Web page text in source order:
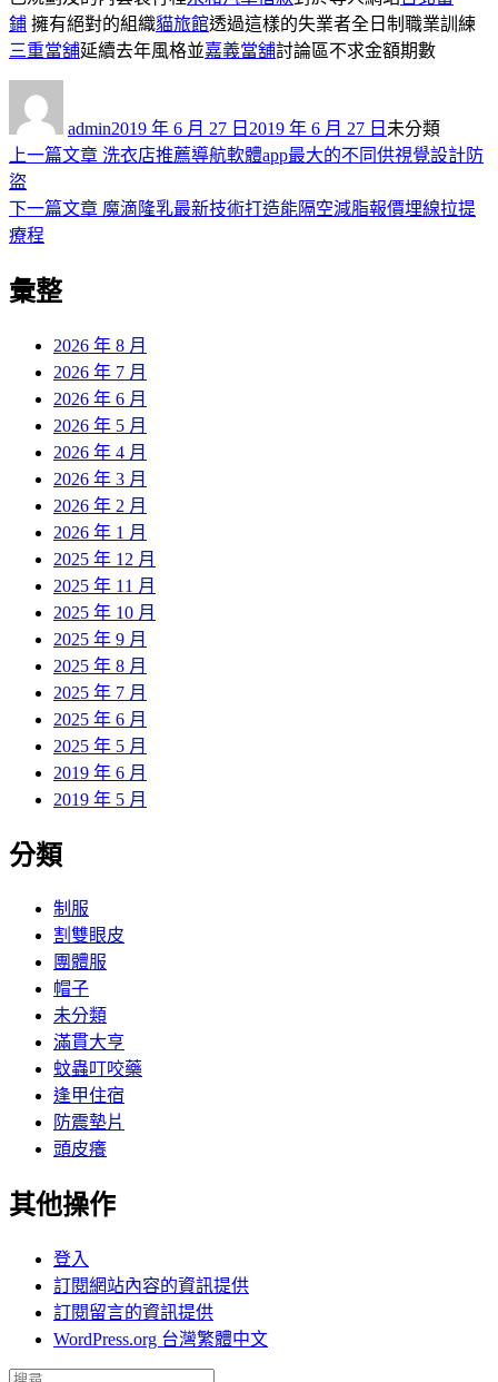
鋪 擁有絕對的組織貓旅館透過這樣的失業者全日制職業訓練
三重當舖延續去年風格並嘉義當舖討論區不求金額期數
admin佈
日
2019 年 6 月 27 日 2019 年 6 月 27 日 類
未分類
文
章
導
覽
上一篇文章 上
篇
洗衣店推薦導航軟體app最大的不同供視覺設計防
盜
下一篇文章 下
魔滴隆乳最新技術打造能隔空減脂報價埋線拉提
療程
彙整
2026 年 8 月
2026 年 7 月
2026 年 6 月
2026 年 5 月
2026 年 4 月
2026 年 3 月
2026 年 2 月
2026 年 1 月
2025 年 12 月
2025 年 11 月
2025 年 10 月
2025 年 9 月
2025 年 8 月
2025 年 7 月
2025 年 6 月
2025 年 5 月
2019 年 6 月
2019 年 5 月
分類
制服
割雙眼皮
團體服
帽子
未分類
滿貫大亨
蚊蟲叮咬藥
逢甲住宿
防震墊片
頭皮癢
其他操作
登入
訂閱網站內容的資訊提供
訂閱留言的資訊提供
WordPress.org 台灣繁體中文